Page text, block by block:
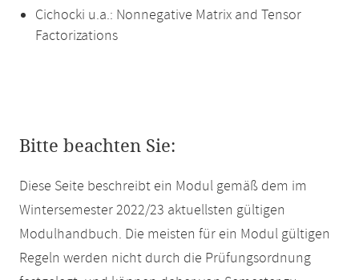
Cichocki u.a.: Nonnegative Matrix and Tensor
Factorizations
Bitte beachten Sie:
Diese Seite beschreibt ein Modul gemäß dem im
Wintersemester 2022/23 aktuellsten gültigen
Modulhandbuch. Die meisten für ein Modul gültigen
Regeln werden nicht durch die Prüfungsordnung